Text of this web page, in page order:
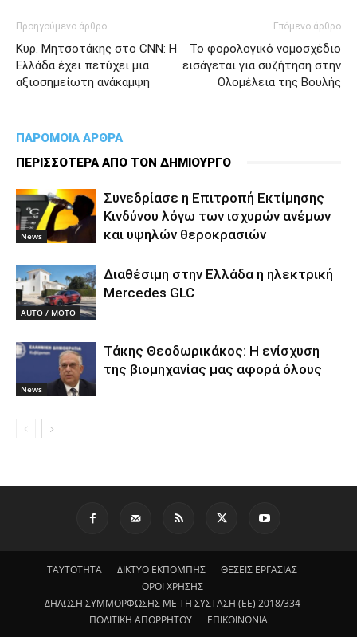
Προηγούμενο άρθρο
Κυρ. Μητσοτάκης στο CNN: Η
Ελλάδα έχει πετύχει μια
αξιοσημείωτη ανάκαμψη
Επόμενο άρθρο
Το φορολογικό νομοσχέδιο
εισάγεται για συζήτηση στην
Ολομέλεια της Βουλής
ΠΑΡΟΜΟΙΑ ΑΡΘΡΑ
ΠΕΡΙΣΣΟΤΕΡΑ ΑΠΟ ΤΟΝ ΔΗΜΙΟΥΡΓΟ
News
Συνεδρίασε η Επιτροπή Εκτίμησης
Κινδύνου λόγω των ισχυρών ανέμων
και υψηλών θεροκρασιών
AUTO / MOTO
Διαθέσιμη στην Ελλάδα η ηλεκτρική
Mercedes GLC
News
Τάκης Θεοδωρικάκος: Η ενίσχυση
της βιομηχανίας μας αφορά όλους
ΤΑΥΤΟΤΗΤΑ ΔΙΚΤΥΟ ΕΚΠΟΜΠΗΣ
ΘΕΣΕΙΣ ΕΡΓΑΣΙΑΣ
ΟΡΟΙ ΧΡΗΣΗΣ
ΔΗΛΩΣΗ ΣΥΜΜΟΡΦΩΣΗΣ ΜΕ ΤΗ ΣΥΣΤΑΣΗ (ΕΕ) 2018/334
ΠΟΛΙΤΙΚΗ ΑΠΟΡΡΗΤΟΥ
ΕΠΙΚΟΙΝΩΝΙΑ